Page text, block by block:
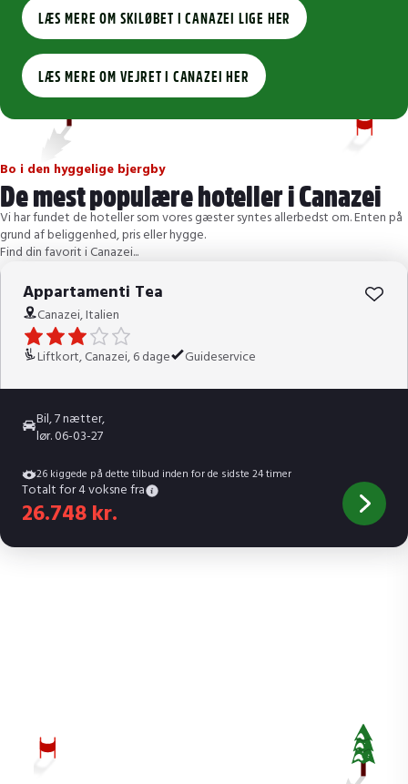
LÆS MERE OM SKILØBET I CANAZEI LIGE HER
LÆS MERE OM VEJRET I CANAZEI HER
Bo i den hyggelige bjergby
De mest populære hoteller i Canazei
Vi har fundet de hoteller som vores gæster syntes allerbedst om. Enten på
grund af beliggenhed, pris eller hygge.
Find din favorit i Canazei...
Børnevenligt God lokation
Appartamenti Tea
Canazei, Italien
Liftkort, Canazei, 6 dage
Guideservice
Bil, 7 nætter,
lør. 06-03-27
26 kiggede på dette tilbud inden for de sidste 24 timer
Totalt for 4 voksne fra
26.748 kr.